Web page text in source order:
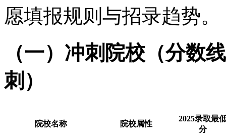
愿填报规则与招录趋势。
（一）冲刺院校（分数
刺）
院校名称 院校属性
2025录取最
分